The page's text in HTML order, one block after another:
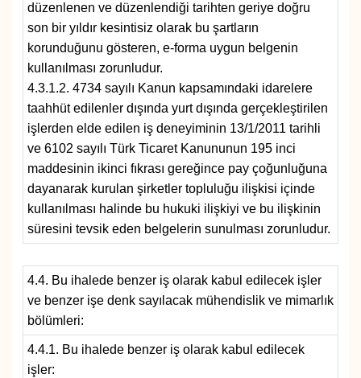
düzenlenen ve düzenlendiği tarihten geriye doğru
son bir yıldır kesintisiz olarak bu şartların
korunduğunu gösteren, e-forma uygun belgenin
kullanılması zorunludur.
4.3.1.2. 4734 sayılı Kanun kapsamındaki idarelere
taahhüt edilenler dışında yurt dışında gerçekleştirilen
işlerden elde edilen iş deneyiminin 13/1/2011 tarihli
ve 6102 sayılı Türk Ticaret Kanununun 195 inci
maddesinin ikinci fıkrası gereğince pay çoğunluğuna
dayanarak kurulan şirketler topluluğu ilişkisi içinde
kullanılması halinde bu hukuki ilişkiyi ve bu ilişkinin
süresini tevsik eden belgelerin sunulması zorunludur.
4.4. Bu ihalede benzer iş olarak kabul edilecek işler
ve benzer işe denk sayılacak mühendislik ve mimarlık
bölümleri:
4.4.1. Bu ihalede benzer iş olarak kabul edilecek
işler: